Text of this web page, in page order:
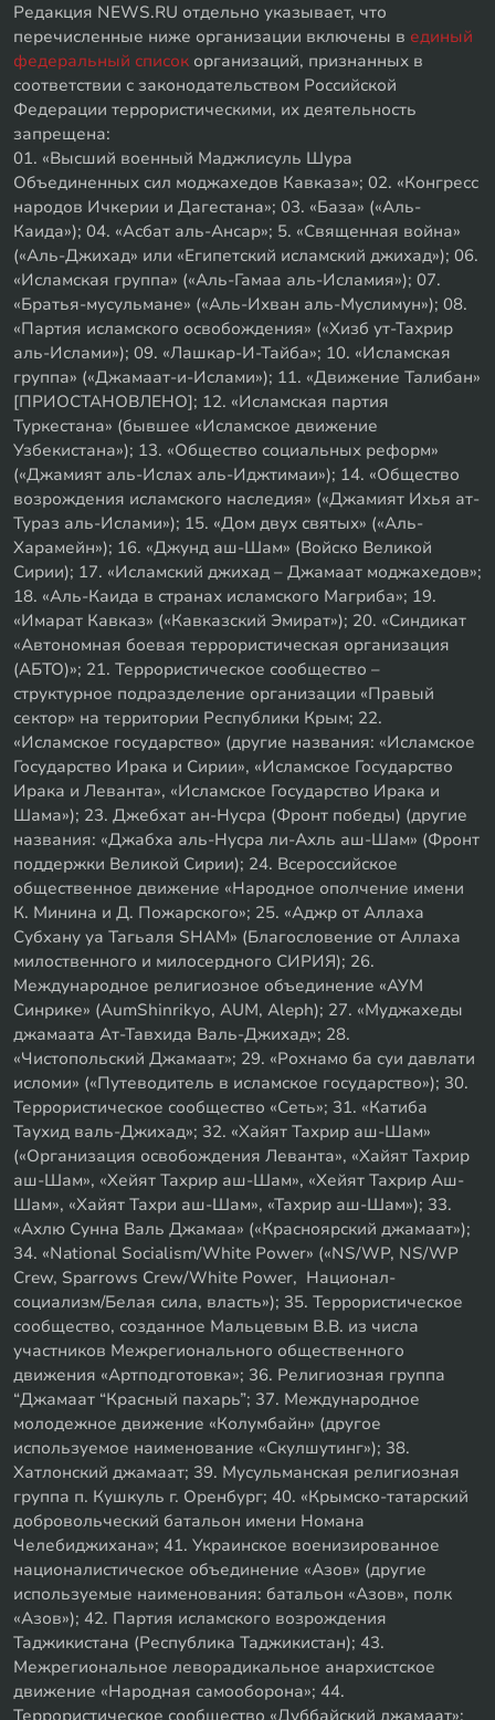
Редакция NEWS.RU отдельно указывает, что
перечисленные ниже организации включены в единый
федеральный список организаций, признанных в
соответствии с законодательством Российской
Федерации террористическими, их деятельность
запрещена:
01. «Высший военный Маджлисуль Шура
Объединенных сил моджахедов Кавказа»; 02. «Конгресс
народов Ичкерии и Дагестана»; 03. «База» («Аль-
Каида»); 04. «Асбат аль-Ансар»; 5. «Священная война»
(«Аль-Джихад» или «Египетский исламский джихад»); 06.
«Исламская группа» («Аль-Гамаа аль-Исламия»); 07.
«Братья-мусульмане» («Аль-Ихван аль-Муслимун»); 08.
«Партия исламского освобождения» («Хизб ут-Тахрир
аль-Ислами»); 09. «Лашкар-И-Тайба»; 10. «Исламская
группа» («Джамаат-и-Ислами»); 11. «Движение Талибан»
[ПРИОСТАНОВЛЕНО]; 12. «Исламская партия
Туркестана» (бывшее «Исламское движение
Узбекистана»); 13. «Общество социальных реформ»
(«Джамият аль-Ислах аль-Иджтимаи»); 14. «Общество
возрождения исламского наследия» («Джамият Ихья ат-
Тураз аль-Ислами»); 15. «Дом двух святых» («Аль-
Харамейн»); 16. «Джунд аш-Шам» (Войско Великой
Сирии); 17. «Исламский джихад – Джамаат моджахедов»;
18. «Аль-Каида в странах исламского Магриба»; 19.
«Имарат Кавказ» («Кавказский Эмират»); 20. «Синдикат
«Автономная боевая террористическая организация
(АБТО)»; 21. Террористическое сообщество –
структурное подразделение организации «Правый
сектор» на территории Республики Крым; 22.
«Исламское государство» (другие названия: «Исламское
Государство Ирака и Сирии», «Исламское Государство
Ирака и Леванта», «Исламское Государство Ирака и
Шама»); 23. Джебхат ан-Нусра (Фронт победы) (другие
названия: «Джабха аль-Нусра ли-Ахль аш-Шам» (Фронт
поддержки Великой Сирии); 24. Всероссийское
общественное движение «Народное ополчение имени
К. Минина и Д. Пожарского»; 25. «Аджр от Аллаха
Субхану уа Тагьаля SHAM» (Благословение от Аллаха
милоственного и милосердного СИРИЯ); 26.
Международное религиозное объединение «АУМ
Синрике» (AumShinrikyo, AUM, Aleph); 27. «Муджахеды
джамаата Ат-Тавхида Валь-Джихад»; 28.
«Чистопольский Джамаат»; 29. «Рохнамо ба суи давлати
исломи» («Путеводитель в исламское государство»); 30.
Террористическое сообщество «Сеть»; 31. «Катиба
Таухид валь-Джихад»; 32. «Хайят Тахрир аш-Шам»
(«Организация освобождения Леванта», «Хайят Тахрир
аш-Шам», «Хейят Тахрир аш-Шам», «Хейят Тахрир Аш-
Шам», «Хайят Тахри аш-Шам», «Тахрир аш-Шам»); 33.
«Ахлю Сунна Валь Джамаа» («Красноярский джамаат»);
34. «National Socialism/White Power» («NS/WP, NS/WP
Crew, Sparrows Crew/White Power, Национал-
социализм/Белая сила, власть»); 35. Террористическое
сообщество, созданное Мальцевым В.В. из числа
участников Межрегионального общественного
движения «Артподготовка»; 36. Религиозная группа
“Джамаат “Красный пахарь”; 37. Международное
молодежное движение «Колумбайн» (другое
используемое наименование «Скулшутинг»); 38.
Хатлонский джамаат; 39. Мусульманская религиозная
группа п. Кушкуль г. Оренбург; 40. «Крымско-татарский
добровольческий батальон имени Номана
Челебиджихана»; 41. Украинское военизированное
националистическое объединение «Азов» (другие
используемые наименования: батальон «Азов», полк
«Азов»); 42. Партия исламского возрождения
Таджикистана (Республика Таджикистан); 43.
Межрегиональное леворадикальное анархистское
движение «Народная самооборона»; 44.